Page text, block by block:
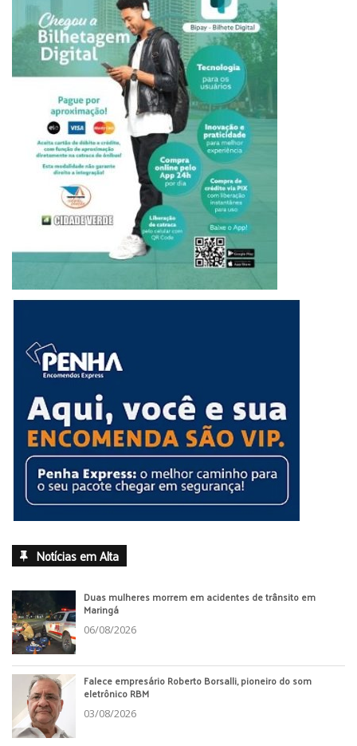
Notícias em Alta
Duas mulheres morrem em acidentes de trânsito em
Maringá
06/08/2026
Falece empresário Roberto Borsalli, pioneiro do som
eletrônico RBM
03/08/2026